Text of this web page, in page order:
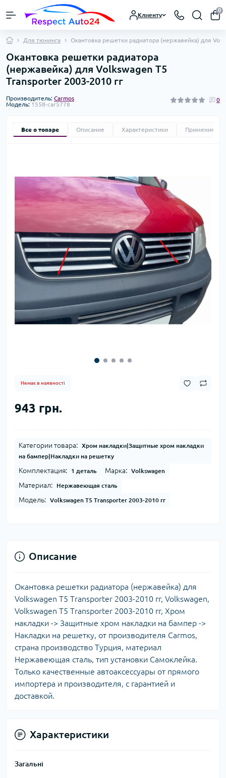
Клиенту
0
Для тюнинга Окантовка решетки радиатора (нержавейка) для
Окантовка решетки радиатора
(нержавейка) для Volkswagen T5
Transporter 2003-2010 гг
Производитель: Carmos
Модель: 1558-car5778
0
Все о товаре Описание Характеристики
Немає в наявності
943 грн.
Категории товара:
Хром накладки|Защитные хром накладки
на бампер|Накладки на решетку
Комплектация: 1 деталь Марка: Volkswagen
Материал: Нержавеющая сталь
Модель: Volkswagen T5 Transporter 2003-2010 гг
Описание
Окантовка решетки радиатора (нержавейка) для
Volkswagen T5 Transporter 2003-2010 гг, Volkswagen,
Volkswagen T5 Transporter 2003-2010 гг, Хром
накладки -> Защитные хром накладки на бампер ->
Накладки на решетку, от производителя Carmos,
страна производство Турция, материал
Нержавеющая сталь, тип установки Самоклейка.
Только качественные автоаксессуары от прямого
импортера и производителя, с гарантией и
доставкой.
Характеристики
Загальні